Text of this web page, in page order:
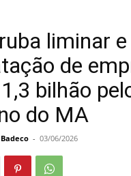
liminar
de
bilhão
do MA
- 03/06/2026